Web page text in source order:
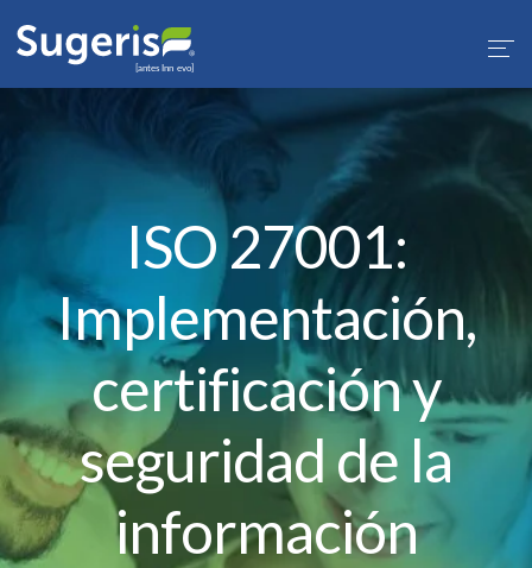
ISO 27001:
Implementación,
certificación y
seguridad de la
información